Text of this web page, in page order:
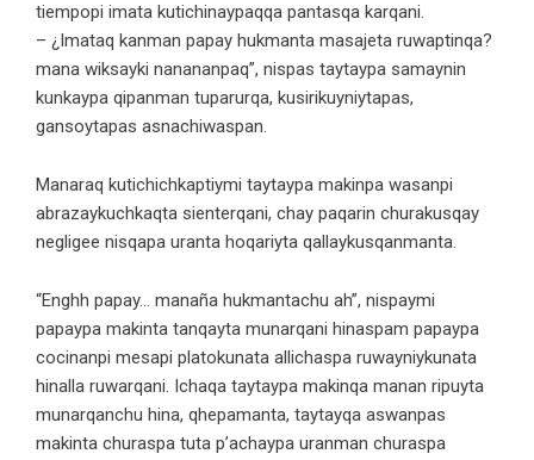
tiempopi imata kutichinaypaqqa pantasqa karqani.
– ¿Imataq kanman papay hukmanta masajeta ruwaptinqa?
mana wiksayki nanananpaq”, nispas taytaypa samaynin
kunkaypa qipanman tuparurqa, kusirikuyniytapas,
gansoytapas asnachiwaspan.
Manaraq kutichichkaptiymi taytaypa makinpa wasanpi
abrazaykuchkaqta sienterqani, chay paqarin churakusqay
negligee nisqapa uranta hoqariyta qallaykusqanmanta.
“Enghh papay… manaña hukmantachu ah”, nispaymi
papaypa makinta tanqayta munarqani hinaspam papaypa
cocinanpi mesapi platokunata allichaspa ruwayniykunata
hinalla ruwarqani. Ichaqa taytaypa makinqa manan ripuyta
munarqanchu hina, qhepamanta, taytayqa aswanpas
makinta churaspa tuta p’achaypa uranman churaspa